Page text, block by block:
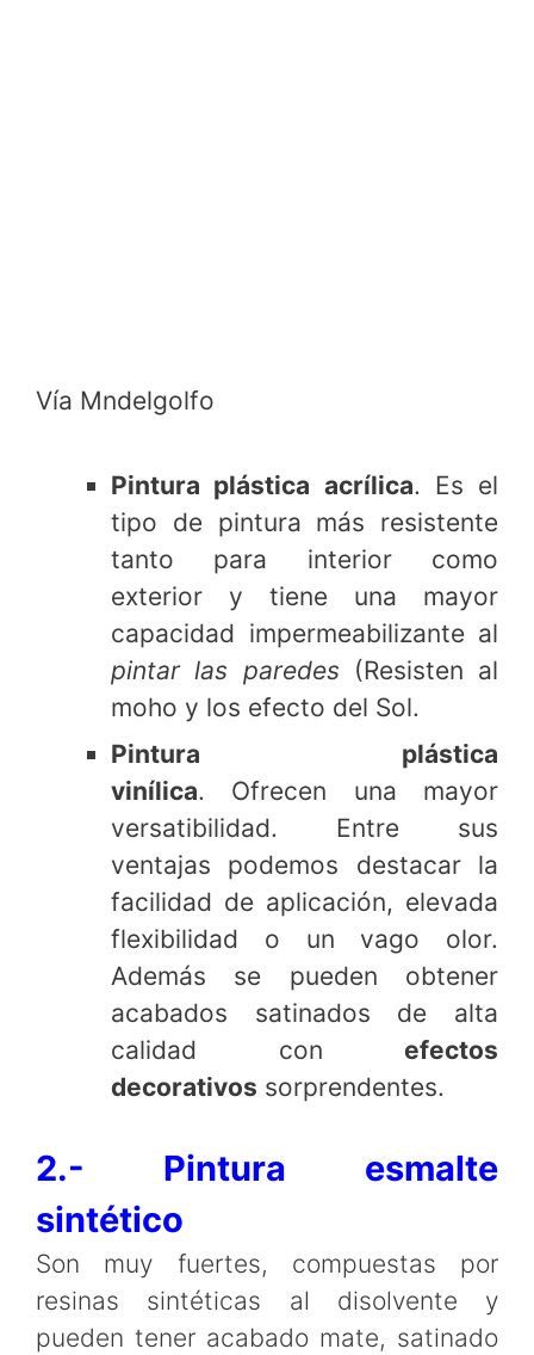
Vía Mndelgolfo
Pintura plástica acrílica. Es el
tipo de pintura más resistente
tanto para interior como
exterior y tiene una mayor
capacidad impermeabilizante al
pintar las paredes (Resisten al
moho y los efecto del Sol.
Pintura plástica
vinílica. Ofrecen una mayor
versatibilidad. Entre sus
ventajas podemos destacar la
facilidad de aplicación, elevada
flexibilidad o un vago olor.
Además se pueden obtener
acabados satinados de alta
calidad con efectos
decorativos sorprendentes.
2.- Pintura esmalte
sintético
Son muy fuertes, compuestas por
resinas sintéticas al disolvente y
pueden tener acabado mate, satinado